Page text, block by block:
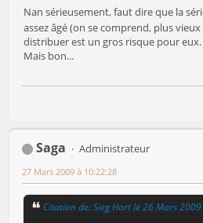
Nan sérieusement, faut dire que la
assez âgé (on se comprend, plus
distribuer est un gros risque pour eux.
Mais bon...
Saga Administrateur
27 Mars 2009 à 10:22:28
Citation de: Sieg Hart le 26 Mars